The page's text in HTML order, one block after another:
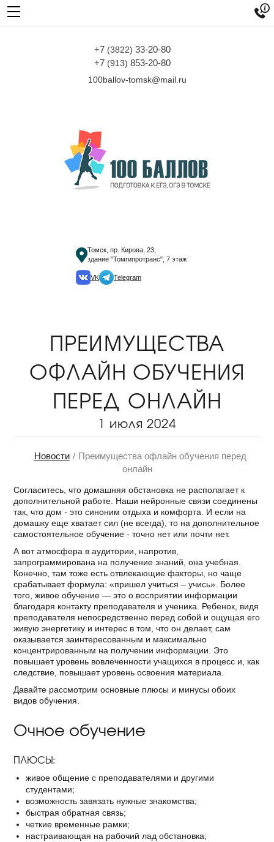
+7 (3822) 33-20-80
+7 (913) 853-20-80
100ballov-tomsk@mail.ru
Томск, пр. Кирова, 23,
здание "Томгипротранс", 7 этаж
VK Telegram

ПРЕИМУЩЕСТВА
ОФЛАЙН ОБУЧЕНИЯ
ПЕРЕД ОНЛАЙН
1 июля 2024
Новости
Преимущества офлайн обучения перед
онлайн
Согласитесь, что домашняя обстановка не располагает к
дополнительной работе. Наши нейронные связи соединены
так, что дом - это синоним отдыха и комфорта. И если на
домашку еще хватает сил (не всегда), то на дополнительное
самостоятельное обучение - точно нет или почти нет.
А вот атмосфера в аудитории, напротив,
запрограммирована на получение знаний, она учебная.
Конечно, там тоже есть отвлекающие факторы, но чаще
срабатывает формула: «пришел учиться – учись». Более
того, живое обучение — это о восприятии информации
благодаря контакту преподавателя и ученика. Ребенок, видя
преподавателя непосредственно перед собой и ощущая его
живую энергетику и интерес в том, что он делает, сам
оказывается заинтересованным и максимально
концентрированным на получении информации. Это
повышает уровень вовлеченности учащихся в процесс и, как
следствие, повышает уровень освоения материала.
Давайте рассмотрим основные плюсы и минусы обоих
видов обучения.
Очное обучение
ПЛЮСЫ:
живое общение с преподавателями и другими
студентами;
возможность завязать нужные знакомства;
быстрая обратная связь;
четкие временные рамки;
настраивающая на рабочий лад обстановка;